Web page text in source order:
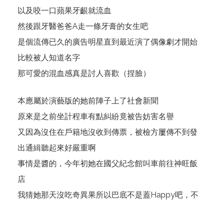
以及咬一口蘋果牙齦就流血
然後跟牙醫爸爸A走一條牙膏的女生吧
是個流傳已久的廣告明星直到最近演了偶像劇才開始
比較被人知道名字
那可愛的混血感真是討人喜歡（捏臉）
本應屬於演藝版的她前陣子上了社會新聞
原來是之前坐計程車有點糾紛竟被告妨害名譽
又因為沒住在戶籍地沒收到傳票，被檢方屢傳不到發
出通緝聽起來好嚴重啊
事情是醬的，今年初她在國父紀念館叫車前往神旺飯
店
我猜她那天沒吃奇異果所以巴底不是蓋Happy吧，不